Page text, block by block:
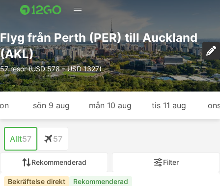
Flyg från Perth (PER) till Auckland
(AKL)
57 resor (USD 578 – USD 1327)
sön 9 aug mån 10 aug tis 11 aug
Allt57 57
Rekommenderad Filter
Bekräftelse direkt Rekommenderad